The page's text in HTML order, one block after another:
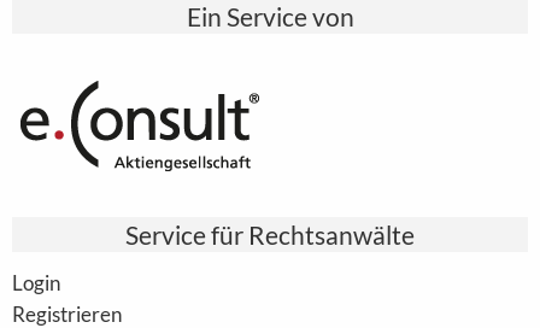
Ein Service von
Service für Rechtsanwälte
Login
Registrieren